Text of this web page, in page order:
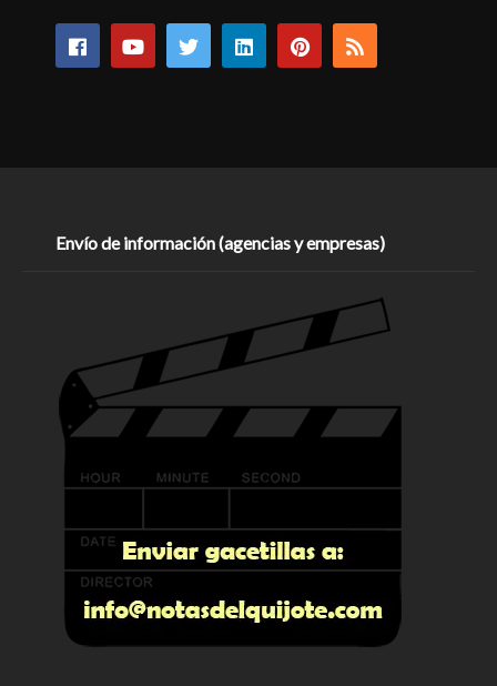
Envío de información (agencias y empresas)